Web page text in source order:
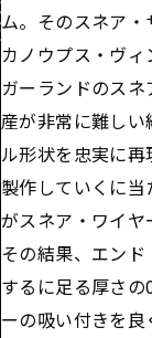
ム。そのスネア・
カノウプス・ヴ
ガーランドのス
産が非常に難し
ル形状を忠実に
製作していくに
がスネア・ワイヤ
その結果、エン
するに足る厚さ
ーの吸い付きを